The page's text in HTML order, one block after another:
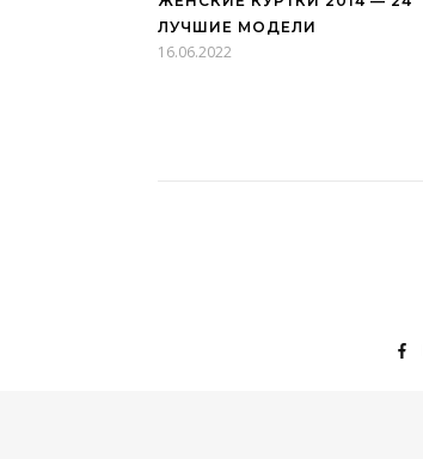
ЛУЧШИЕ МОДЕЛИ
16.06.2022